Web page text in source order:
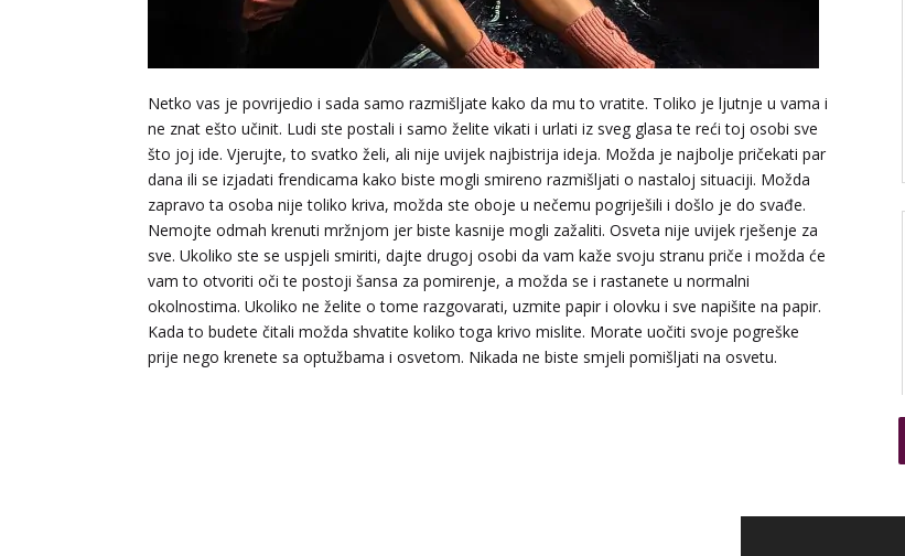
Netko vas je povrijedio i sada samo razmišljate kako da mu to vratite. Toliko je ljutnje u vama i
ne znat ešto učinit. Ludi ste postali i samo želite vikati i urlati iz sveg glasa te reći toj osobi sve
što joj ide. Vjerujte, to svatko želi, ali nije uvijek najbistrija ideja. Možda je najbolje pričekati par
dana ili se izjadati frendicama kako biste mogli smireno razmišljati o nastaloj situaciji. Možda
zapravo ta osoba nije toliko kriva, možda ste oboje u nečemu pogriješili i došlo je do svađe.
Nemojte odmah krenuti mržnjom jer biste kasnije mogli zažaliti. Osveta nije uvijek rješenje za
sve. Ukoliko ste se uspjeli smiriti, dajte drugoj osobi da vam kaže svoju stranu priče i možda će
vam to otvoriti oči te postoji šansa za pomirenje, a možda se i rastanete u normalni
okolnostima. Ukoliko ne želite o tome razgovarati, uzmite papir i olovku i sve napišite na papir.
Kada to budete čitali možda shvatite koliko toga krivo mislite. Morate uočiti svoje pogreške
prije nego krenete sa optužbama i osvetom. Nikada ne biste smjeli pomišljati na osvetu.